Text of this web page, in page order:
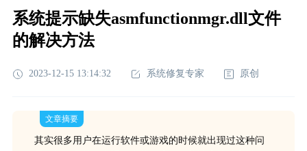
系统提示缺失asmfunctionmgr.dll文件
的解决方法
2023-12-15 13:14:32 系统修复专家 原创
文章摘要
其实很多用户在运行软件或游戏的时候就出现过这种问